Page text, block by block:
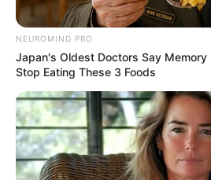
NEUROMIND PRO
Japan's Oldest Doctors Say
Stop Eating These 3 Foods